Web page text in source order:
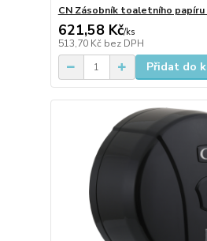
CN Zásobník toaletního papíru
621,58 Kč/ks
513,70 Kč bez DPH
Přidat do